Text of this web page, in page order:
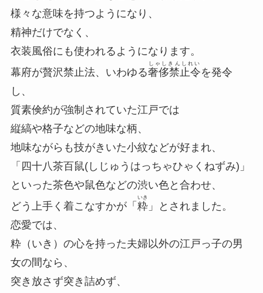
様々な意味を持つようになり、
精神だけでなく、
衣装風俗にも使われるようになります。
幕府が贅沢禁止法、いわゆる奢侈禁止令
しゃしきんしれい
を発令
し、
質素倹約が強制されていた江戸では
縦縞や格子などの地味な柄、
地味ながらも技がきいた小紋などが好まれ、
「四十八茶百鼠(しじゅうはっちゃひゃくねずみ)」
といった茶色や鼠色などの渋い色と合わせ、
どう上手く着こなすかが「 粋
いき
」とされました。
恋愛では、
粋（いき）の心を持った夫婦以外の江戸っ子の男
女の間なら、
突き放さず突き詰めず、